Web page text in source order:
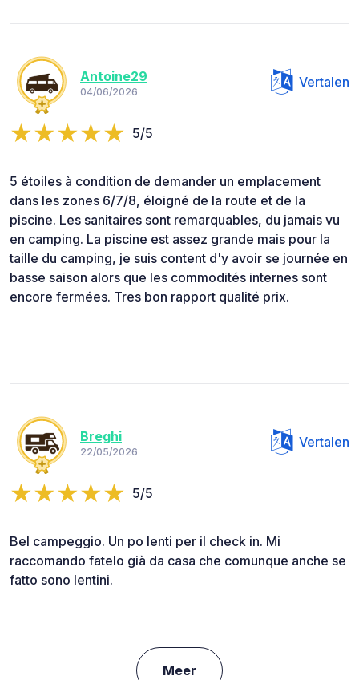
Antoine29
04/06/2026
Vertalen
5/5
5 étoiles à condition de demander un emplacement
dans les zones 6/7/8, éloigné de la route et de la
piscine. Les sanitaires sont remarquables, du jamais vu
en camping. La piscine est assez grande mais pour la
taille du camping, je suis content d'y avoir se journée en
basse saison alors que les commodités internes sont
encore fermées. Tres bon rapport qualité prix.
Breghi
22/05/2026
Vertalen
5/5
Bel campeggio. Un po lenti per il check in. Mi
raccomando fatelo già da casa che comunque anche se
fatto sono lentini.
Meer